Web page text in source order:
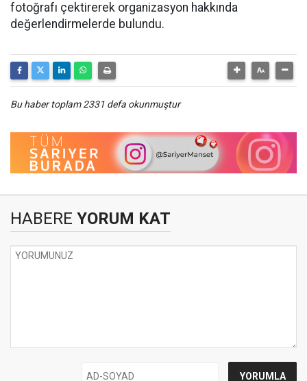
fotoğrafı çektirerek organizasyon hakkında
değerlendirmelerde bulundu.
Bu haber toplam 2331 defa okunmuştur
HABERE YORUM KAT